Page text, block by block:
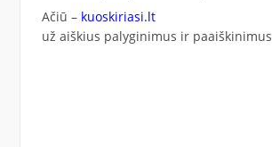
Ačiū – kuoskiriasi.lt
už aiškius palyginimus ir paaiškinimus